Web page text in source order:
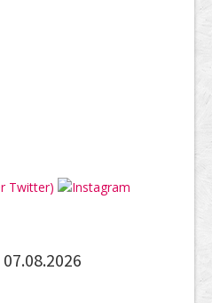
07.08.2026